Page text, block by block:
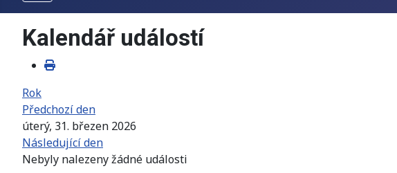
Kalendář událostí
Rok
Předchozí den
úterý, 31. březen 2026
Následující den
Nebyly nalezeny žádné události